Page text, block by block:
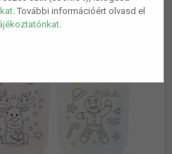
. További információért olvasd el
.